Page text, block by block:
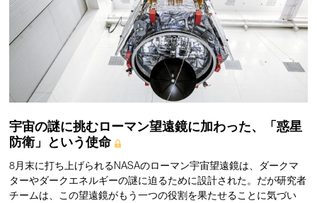
宇宙の謎に挑むローマン望遠鏡に加わった、「惑星
防衛」という使命
8月末に打ち上げられるNASAのローマン宇宙望遠鏡は、ダークマ
ターやダークエネルギーの謎に迫るために設計された。だが研究者
チームは、この望遠鏡がもう一つの役割を果たせることに気づい